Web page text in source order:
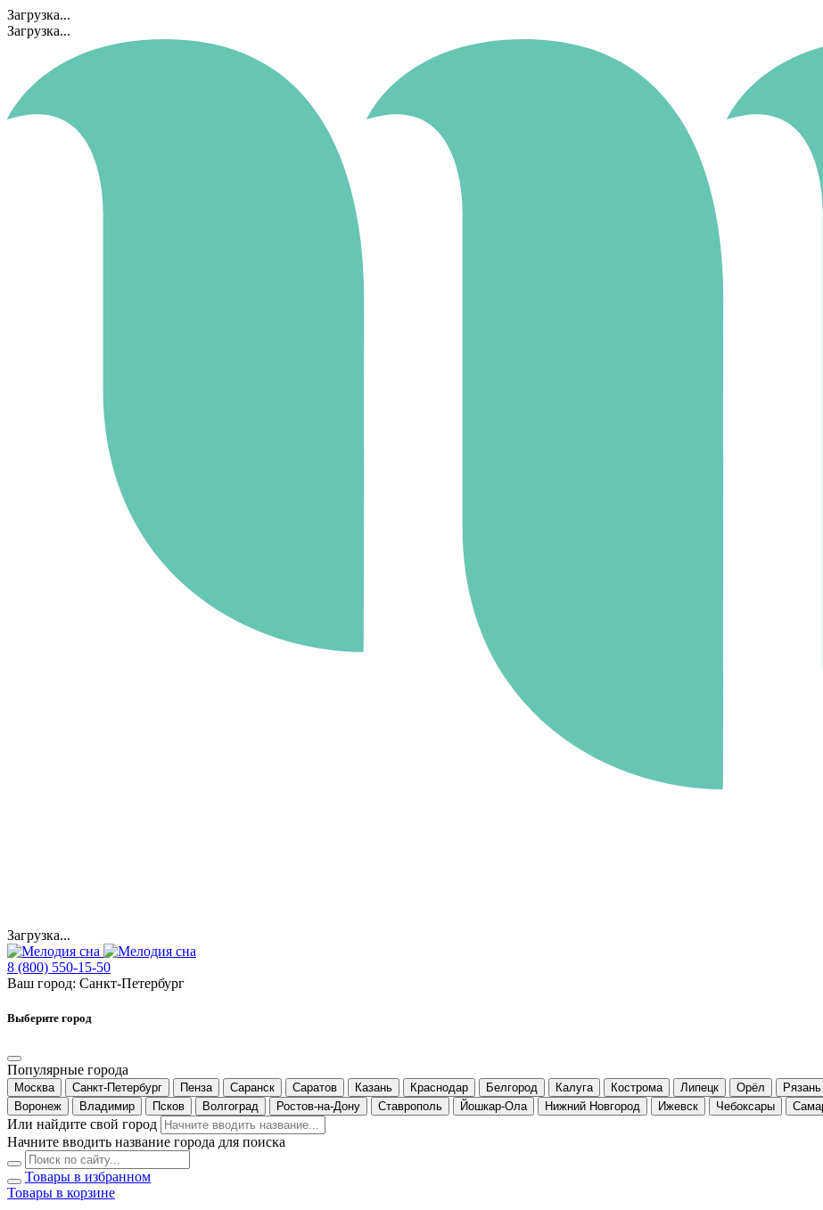
Загрузка...
Загрузка...
Загрузка...
8 (800) 550-15-50
Ваш город: Санкт-Петербург
Выберите город
Популярные города
Москва Санкт-Петербург Пенза Саранск Саратов Казань Краснодар Белгород Калуга Кострома Липецк Орёл Рязань
Воронеж
Владимир Псков Волгоград Ростов-на-Дону Ставрополь Йошкар-Ола Нижний Новгород Ижевск Чебоксары
Или найдите свой город
Начните вводить название города для поиска
Товары в избранном
Товары в корзине